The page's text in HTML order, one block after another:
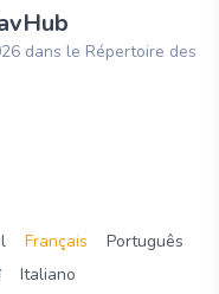
dans le Répertoire des
Français
Português
Italiano